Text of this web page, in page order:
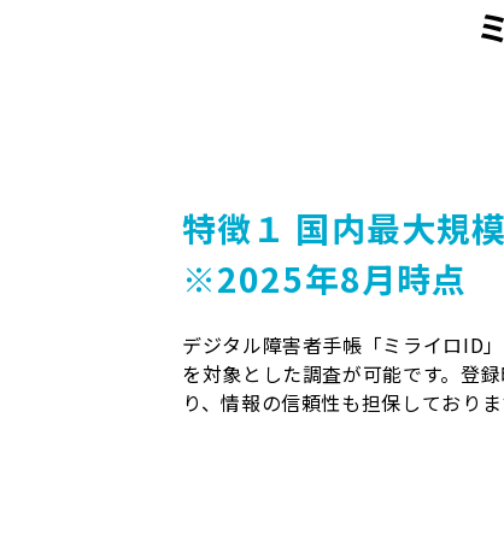
特徴１ 国内最大規
※2025年8月時点
デジタル障害者手帳「ミライロID
を対象とした調査が可能です。登
り、情報の信頼性も担保しておりま